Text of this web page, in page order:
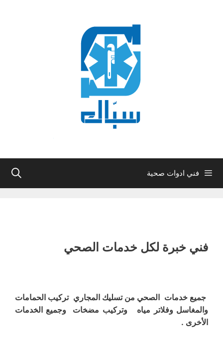
فني ادوات صحية
فني خبرة لكل خدمات الصحي
جميع خدمات الصحي من تسليك المجاري تركيب الحمامات
والمغاسل وفلاتر مياه وتركيب مضخات وجميع الخدمات
الأخرى .